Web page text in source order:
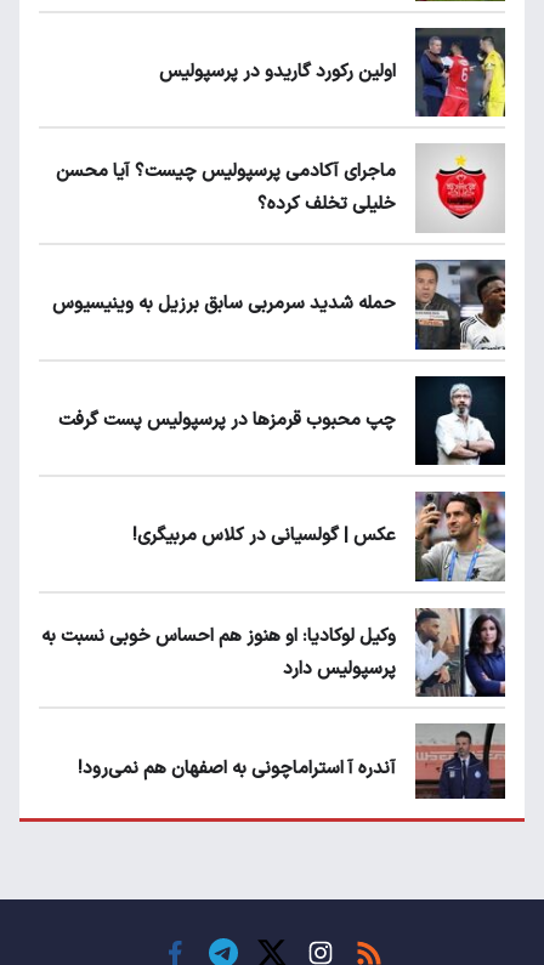
اولین رکورد گاریدو در پرسپولیس
ماجرای آکادمی پرسپولیس چیست؟ آیا محسن
خلیلی تخلف کرده؟
حمله شدید سرمربی سابق برزیل به وینیسیوس
چپ محبوب قرمزها در پرسپولیس پست گرفت
عکس | گولسیانی در کلاس مربیگری!
وکیل لوکادیا: او هنوز هم احساس خوبی نسبت به
پرسپولیس دارد
آندره آ استراماچونی به اصفهان هم نمی‌رود!
حسن روی هوا!